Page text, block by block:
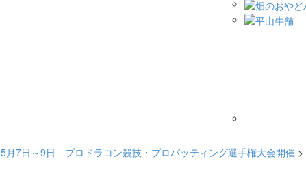
5月7日～9日 プロドラコン競技・プロパッティング選手権大会開催 >